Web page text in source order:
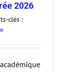
2026
clés :